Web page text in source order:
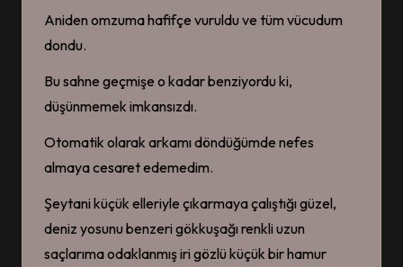
Aniden omzuma hafifçe vuruldu ve tüm vücudum
dondu.
Bu sahne geçmişe o kadar benziyordu ki,
düşünmemek imkansızdı.
Otomatik olarak arkamı döndüğümde nefes
almaya cesaret edemedim.
Şeytani küçük elleriyle çıkarmaya çalıştığı güzel,
deniz yosunu benzeri gökkuşağı renkli uzun
saçlarıma odaklanmış iri gözlü küçük bir hamur